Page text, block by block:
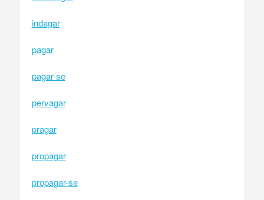
indagar
pagar
pagar-se
pervagar
pragar
propagar
propagar-se